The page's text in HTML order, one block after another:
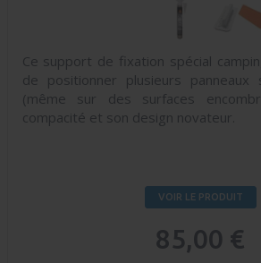
Ce support de fixation spécial
de positionner plusieurs panneaux
(même sur des surfaces
compacité et son design novateur.
VOIR LE PRODUIT
85,00 €